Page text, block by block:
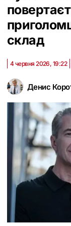
склад
Денис
4 червня 2026, 19:22